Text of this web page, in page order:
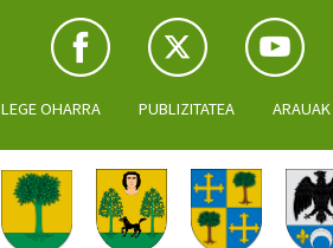
LEGE OHARRA PUBLIZITATEA ARAUAK